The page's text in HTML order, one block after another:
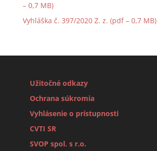
– 0,7 MB)
Vyhláška č. 397/2020 Z. z. (pdf – 0,7 MB)
Užitočné odkazy
Ochrana súkromia
Vyhlásenie o prístupnosti
CVTI SR
SVOP spol. s r.o.